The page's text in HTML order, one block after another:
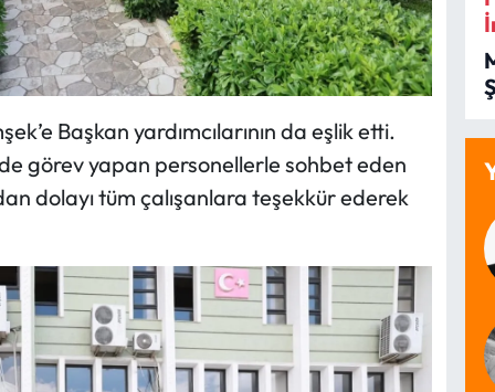
Başkan yardımcılarının da eşlik etti.
görev yapan personellerle sohbet eden
dolayı tüm çalışanlara teşekkür ederek